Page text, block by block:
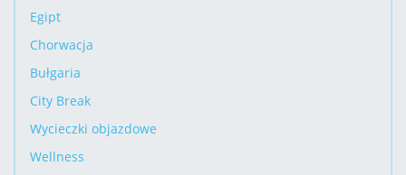
Egipt
Chorwacja
Bułgaria
City Break
Wycieczki objazdowe
Wellness